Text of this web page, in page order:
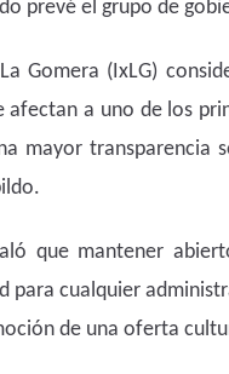
prevé el grupo de
Gomera (IxLG)
afectan a uno de los
mayor transparencia
que mantener
para cualquier
de una oferta